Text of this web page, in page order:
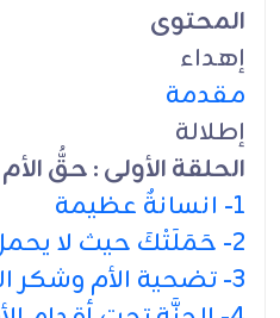
المحتوى
إهداء
مقدمة
إطلالة
الحلقة الأولى : حقُّ الأم
1- انسانةٌ عظيمة
2- حَمَلَتْكَ حيث لا يحمل أحدٌ أحدا
3- تضحية الأم وشكر الابن